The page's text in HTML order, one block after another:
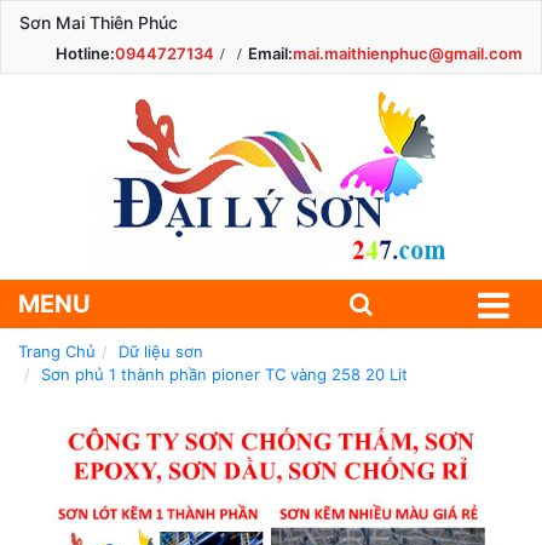
Sơn Mai Thiên Phúc
Hotline:0944727134 Email:mai.maithienphuc@gmail.com
MENU
Trang Chủ
Dữ liệu sơn
Sơn phủ 1 thành phần pioner TC vàng 258 20 Lit